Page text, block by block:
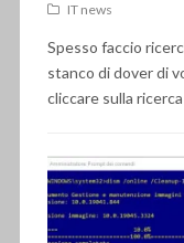
IT news
Spesso faccio
stanco di dover di
cliccare sulla